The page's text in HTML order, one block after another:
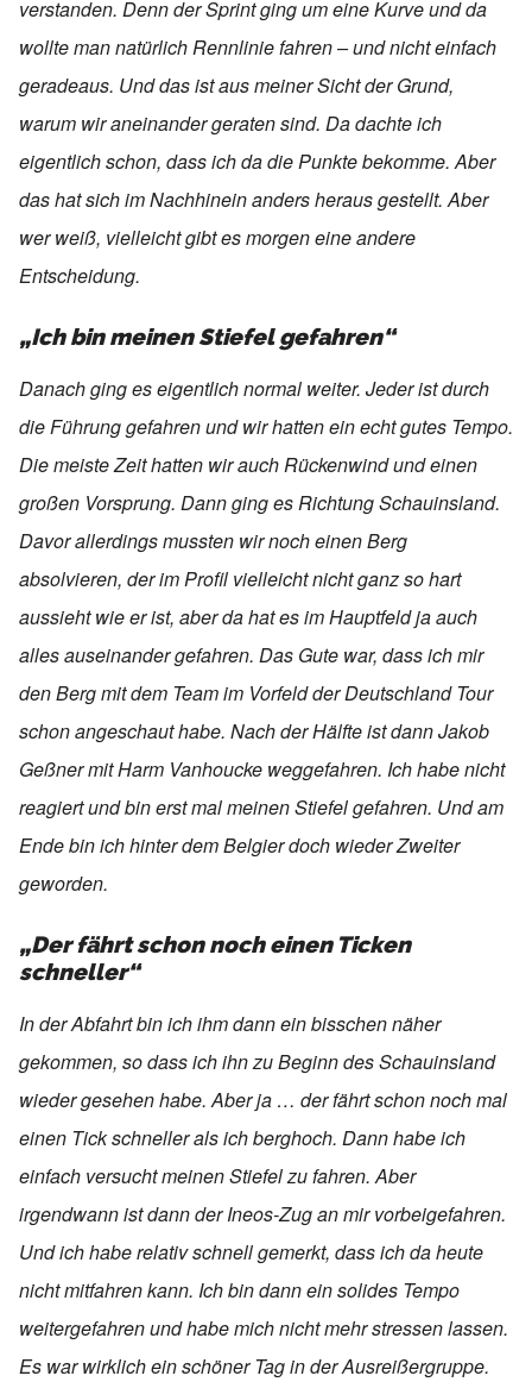
verstanden. Denn der Sprint ging um eine Kurve und da
wollte man natürlich Rennlinie fahren – und nicht einfach
geradeaus. Und das ist aus meiner Sicht der Grund,
warum wir aneinander geraten sind. Da dachte ich
eigentlich schon, dass ich da die Punkte bekomme. Aber
das hat sich im Nachhinein anders heraus gestellt. Aber
wer weiß, vielleicht gibt es morgen eine andere
Entscheidung.
„Ich bin meinen Stiefel gefahren“
Danach ging es eigentlich normal weiter. Jeder ist durch
die Führung gefahren und wir hatten ein echt gutes Tempo.
Die meiste Zeit hatten wir auch Rückenwind und einen
großen Vorsprung. Dann ging es Richtung Schauinsland.
Davor allerdings mussten wir noch einen Berg
absolvieren, der im Profil vielleicht nicht ganz so hart
aussieht wie er ist, aber da hat es im Hauptfeld ja auch
alles auseinander gefahren. Das Gute war, dass ich mir
den Berg mit dem Team im Vorfeld der Deutschland Tour
schon angeschaut habe. Nach der Hälfte ist dann Jakob
Geßner mit Harm Vanhoucke weggefahren. Ich habe nicht
reagiert und bin erst mal meinen Stiefel gefahren. Und am
Ende bin ich hinter dem Belgier doch wieder Zweiter
geworden.
„Der fährt schon noch einen Ticken
schneller“
In der Abfahrt bin ich ihm dann ein bisschen näher
gekommen, so dass ich ihn zu Beginn des Schauinsland
wieder gesehen habe. Aber ja … der fährt schon noch mal
einen Tick schneller als ich berghoch. Dann habe ich
einfach versucht meinen Stiefel zu fahren. Aber
irgendwann ist dann der Ineos-Zug an mir vorbeigefahren.
Und ich habe relativ schnell gemerkt, dass ich da heute
nicht mitfahren kann. Ich bin dann ein solides Tempo
weitergefahren und habe mich nicht mehr stressen lassen.
Es war wirklich ein schöner Tag in der Ausreißergruppe.